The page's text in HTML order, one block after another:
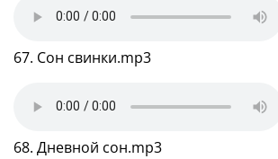
67. Сон свинки.mp3
68. Дневной сон.mp3